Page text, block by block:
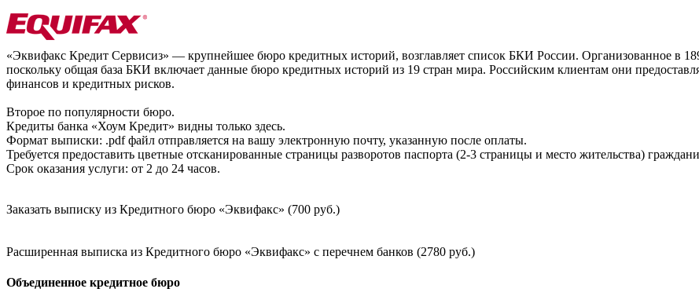
«Эквифакс Кредит Сервисиз» — крупнейшее бюро кредитных историй, возглавляет список БКИ России. Организованное в
поскольку общая база БКИ включает данные бюро кредитных историй из 19 стран мира. Российским клиентам они
финансов и кредитных рисков.
Второе по популярности бюро.
Кредиты банка «Хоум Кредит» видны только здесь.
Формат выписки: .pdf файл отправляется на вашу электронную почту, указанную после оплаты.
Требуется предоставить цветные отсканированные страницы разворотов паспорта (2-3 страницы и место жительства)
Срок оказания услуги: от 2 до 24 часов.
Заказать выписку из Кредитного бюро «Эквифакс» (700 руб.)
Расширенная выписка из Кредитного бюро «Эквифакс» с перечнем банков (2780 руб.)
Объединенное кредитное бюро